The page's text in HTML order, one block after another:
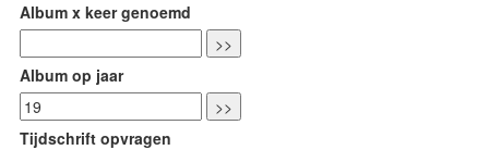
Album x keer genoemd
Album op jaar
Tijdschrift opvragen